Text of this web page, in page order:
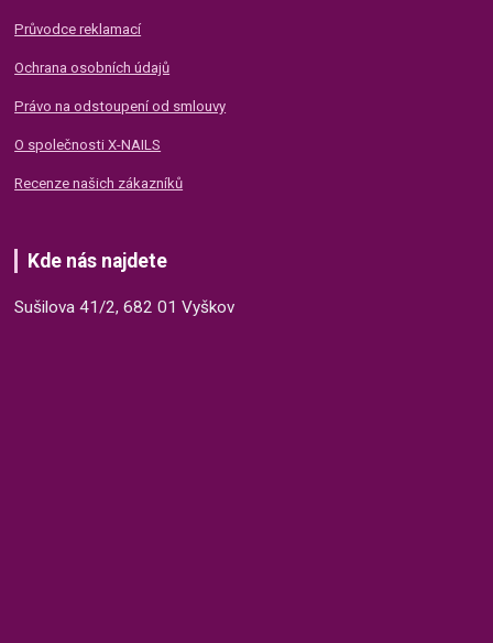
Průvodce reklamací
Ochrana osobních údajů
Právo na odstoupení od smlouvy
O společnosti X-NAILS
Recenze našich zákazníků
Kde nás najdete
Sušilova 41/2, 682 01 Vyškov